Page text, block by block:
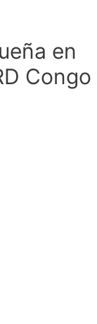
en
Congo